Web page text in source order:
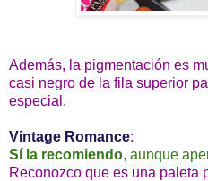
Además, la pigmentación es
casi negro de la fila superior
especial.
Vintage Romance:
Sí la recomiendo, aunque
Reconozco que es una paleta